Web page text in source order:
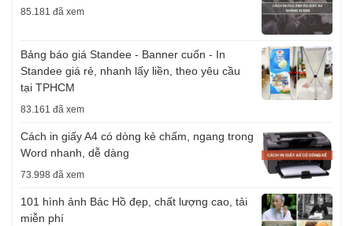
85.181 đã xem
Bảng báo giá Standee - Banner cuốn - In
Standee giá rẻ, nhanh lấy liền, theo yêu cầu
tại TPHCM
83.161 đã xem
Cách in giấy A4 có dòng kẻ chấm, ngang trong
Word nhanh, dễ dàng
73.998 đã xem
101 hình ảnh Bác Hồ đẹp, chất lượng cao, tải
miễn phí